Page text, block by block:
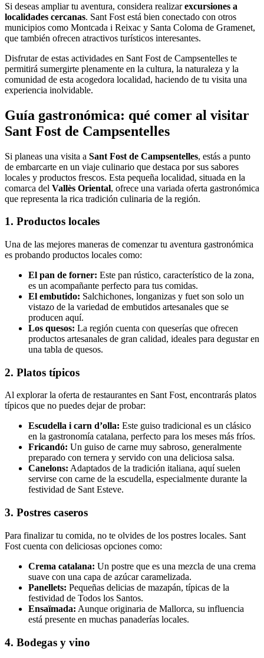
Si deseas ampliar tu aventura, considera realizarexcursiones a
localidades cercanas. Sant Fost está bien conectado con otros
municipios como Montcada i Reixac y Santa Coloma de Gramenet,
que también ofrecen atractivos turísticos interesantes.
Disfrutar de estas actividades en Sant Fost de Campsentelles te
permitirá sumergirte plenamente en la cultura, la naturaleza y la
comunidad de esta acogedora localidad, haciendo de tu visita una
experiencia inolvidable.
Guía gastronómica: qué comer al visitar
Sant Fost de Campsentelles
Si planeas una visita a Sant Fost de Campsentelles, estás a punto
de embarcarte en un viaje culinario que destaca por sus sabores
locales y productos frescos. Esta pequeña localidad, situada en la
comarca del Vallès Oriental, ofrece una variada oferta gastronómica
que representa la rica tradición culinaria de la región.
1. Productos locales
Una de las mejores maneras de comenzar tu aventura gastronómica
es probando productos locales como:
El pan de forner: Este pan rústico, característico de la zona,
es un acompañante perfecto para tus comidas.
El embutido: Salchichones, longanizas y fuet son solo un
vistazo de la variedad de embutidos artesanales que se
producen aquí.
Los quesos: La región cuenta con queserías que ofrecen
productos artesanales de gran calidad, ideales para degustar en
una tabla de quesos.
2. Platos típicos
Al explorar la oferta de restaurantes en Sant Fost, encontrarás platos
típicos que no puedes dejar de probar:
Escudella i carn d’olla: Este guiso tradicional es un clásico
en la gastronomía catalana, perfecto para los meses más fríos.
Fricandó: Un guiso de carne muy sabroso, generalmente
preparado con ternera y servido con una deliciosa salsa.
Canelons: Adaptados de la tradición italiana, aquí suelen
servirse con carne de la escudella, especialmente durante la
festividad de Sant Esteve.
3. Postres caseros
Para finalizar tu comida, no te olvides de los postres locales. Sant
Fost cuenta con deliciosas opciones como:
Crema catalana: Un postre que es una mezcla de una crema
suave con una capa de azúcar caramelizada.
Panellets: Pequeñas delicias de mazapán, típicas de la
festividad de Todos los Santos.
Ensaïmada: Aunque originaria de Mallorca, su influencia
está presente en muchas panaderías locales.
4. Bodegas y vino